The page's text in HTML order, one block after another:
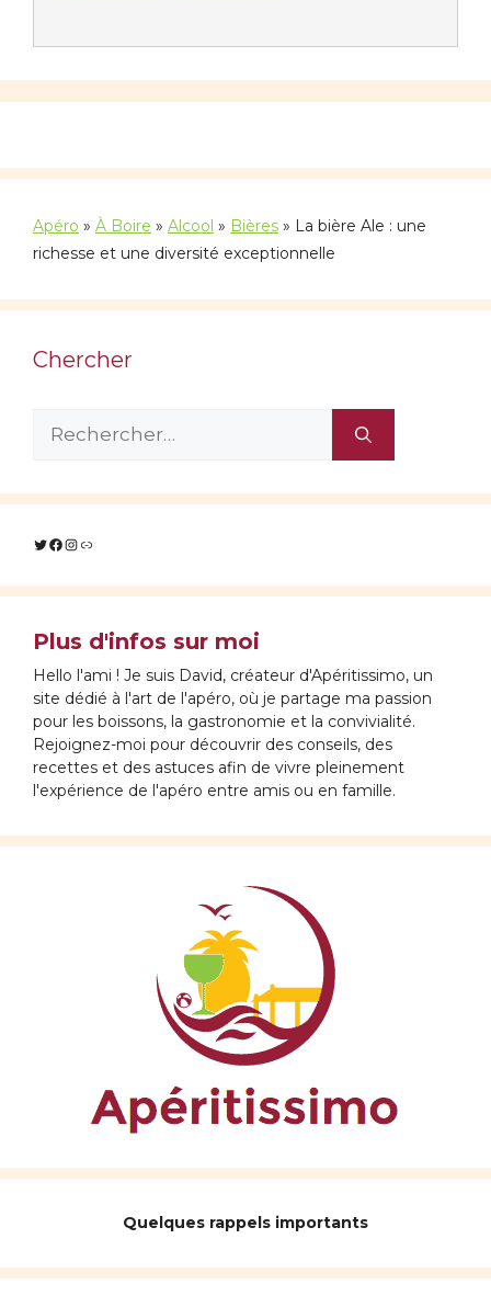
Apéro » À Boire » Alcool » Bières » La bière Ale : une
richesse et une diversité exceptionnelle
Chercher
Rechercher :
Twitter
Facebook
Instagram
Lien
Plus d'infos sur moi
Hello l'ami ! Je suis David, créateur d'Apéritissimo, un
site dédié à l'art de l'apéro, où je partage ma passion
pour les boissons, la gastronomie et la convivialité.
Rejoignez-moi pour découvrir des conseils, des
recettes et des astuces afin de vivre pleinement
l'expérience de l'apéro entre amis ou en famille.
Quelques rappels importants